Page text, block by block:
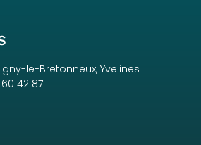
le-Bretonneux, Yvelines
42 87